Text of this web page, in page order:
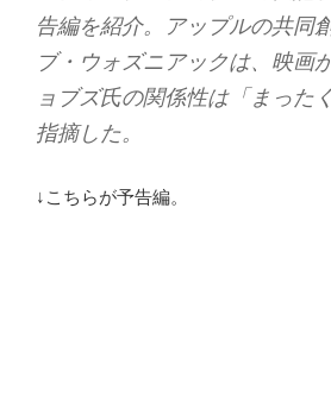
告編を紹介。アップルの共同
ブ・ウォズニアックは、映画
ョブズ氏の関係性は「まった
指摘した。
↓こちらが予告編。